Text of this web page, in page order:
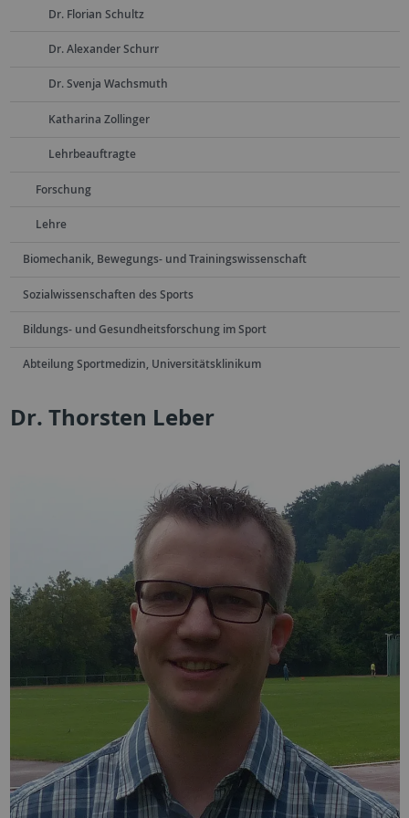
Dr. Florian Schultz
Dr. Alexander Schurr
Dr. Svenja Wachsmuth
Katharina Zollinger
Lehrbeauftragte
Forschung
Lehre
Biomechanik, Bewegungs- und Trainingswissenschaft
Sozialwissenschaften des Sports
Bildungs- und Gesundheitsforschung im Sport
Abteilung Sportmedizin, Universitätsklinikum
Dr. Thorsten Leber